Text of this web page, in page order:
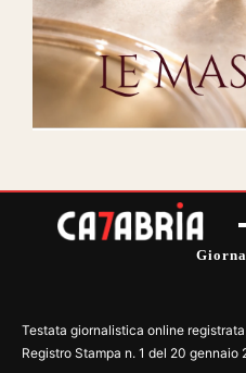
Testata giornalistica online
Registro Stampa n. 1 del 20 gennaio